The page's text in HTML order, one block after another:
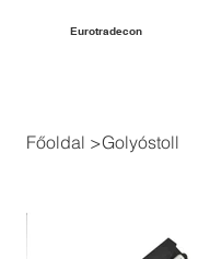
Eurotradecon
Főoldal >Golyóstoll